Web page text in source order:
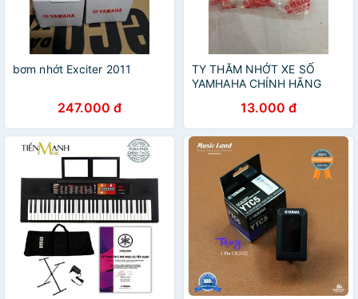
bơm nhớt Exciter 2011
247.000 đ
TY THĂM NHỚT XE SỐ
YAMHAHA CHÍNH HÃNG
13.000 đ